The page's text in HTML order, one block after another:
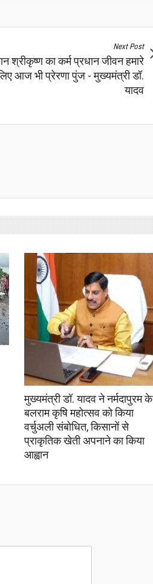
Next Post
श्रीकृष्ण का कर्म प्रधान जीवन हमारे
आज भी प्रेरणा पुंज - मुख्यमंत्री डॉ.
यादव
मुख्यमंत्री डॉ. यादव ने नर्मदापुरम के
बलराम कृषि महोत्सव को किया
वर्चुअली संबोधित, किसानों से
प्राकृतिक खेती अपनाने का किया
आह्वान